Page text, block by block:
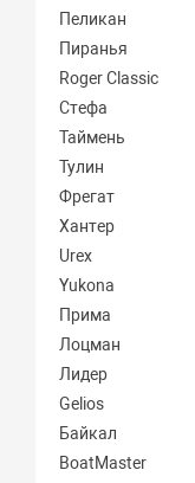
Пеликан
Пиранья
Roger Classic
Стефа
Таймень
Тулин
Фрегат
Хантер
Urex
Yukona
Прима
Лоцман
Лидер
Gelios
Байкал
BoatMaster